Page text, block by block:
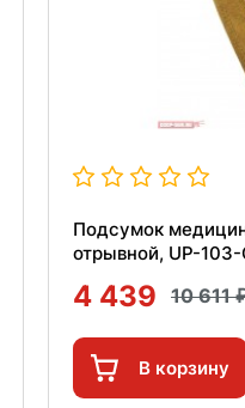
Подсумок
отрывной, UP-103-
4 439 10 611
В корзину